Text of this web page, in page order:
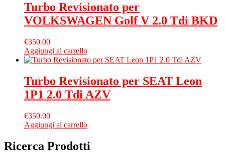
Turbo Revisionato per
VOLKSWAGEN Golf V 2.0 Tdi BKD
€350.00
Aggiungi al carrello
Turbo Revisionato per SEAT Leon
1P1 2.0 Tdi AZV
€350.00
Aggiungi al carrello
Ricerca Prodotti